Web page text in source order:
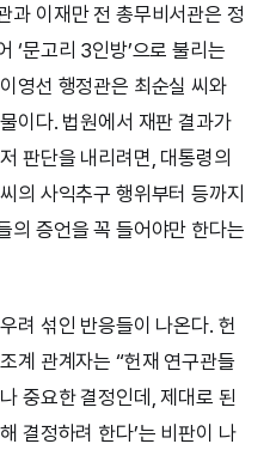
과 이재만 전 총무비서관은 정
‘문고리 3인방’으로 불리는
영선 행정관은 최순실 씨와
이다. 법원에서 재판 결과가
판단을 내리려면, 대통령의
의 사익추구 행위부터 등까지
의 증언을 꼭 들어야만 한다는
려 섞인 반응들이 나온다. 헌
계 관계자는 “헌재 연구관들
중요한 결정인데, 제대로 된
결정하려 한다’는 비판이 나